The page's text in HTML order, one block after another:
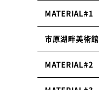
MATERIAL#1
市原湖畔美術館
MATERIAL#2